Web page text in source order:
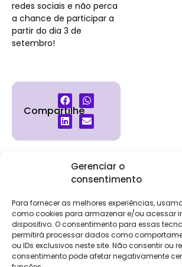
Gerenciar o
consentimento
Para fornecer as melhores experiências,
como cookies para armazenar e/ou acessar
dispositivo. O consentimento para essas
permitirá processar dados como
ou IDs exclusivos neste site. Não consentir ou
consentimento pode afetar negativamente
redes sociais e não perca
a chance de participar a
partir do dia 3 de
setembro!
Compartilhe
Institucional
Trabalhe
Conosco
Contato
Relatório de
Clientes
Login
Eventos
Holos
NG